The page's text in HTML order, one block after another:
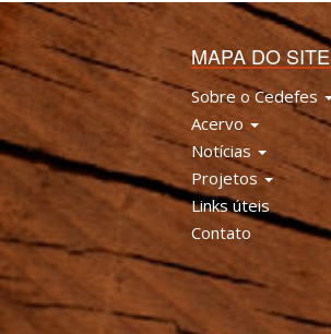
MAPA DO SITE
Sobre o Cedefes
Acervo
Notícias
Projetos
Links úteis
Contato